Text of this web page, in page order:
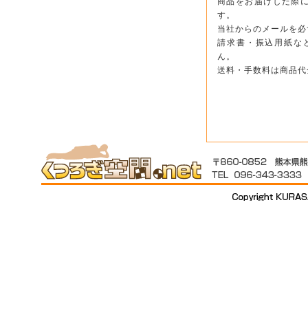
す。
当社からのメールを
請求書・振込用紙な
ん。
送料・手数料は商品